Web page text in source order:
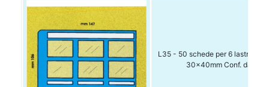
L35 - 50 schede per 6 lastre
30x40mm Conf. da 50